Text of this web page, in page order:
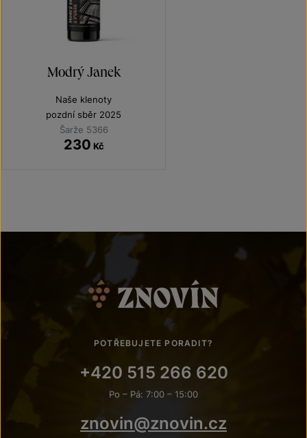
Modrý Janek
Naše klenoty
pozdní sběr 2025
Šarže 5366
230 Kč
POTŘEBUJETE PORADIT?
+420 515 266 620
Po – Pá: 7:00 – 15:00
znovin@znovin.cz